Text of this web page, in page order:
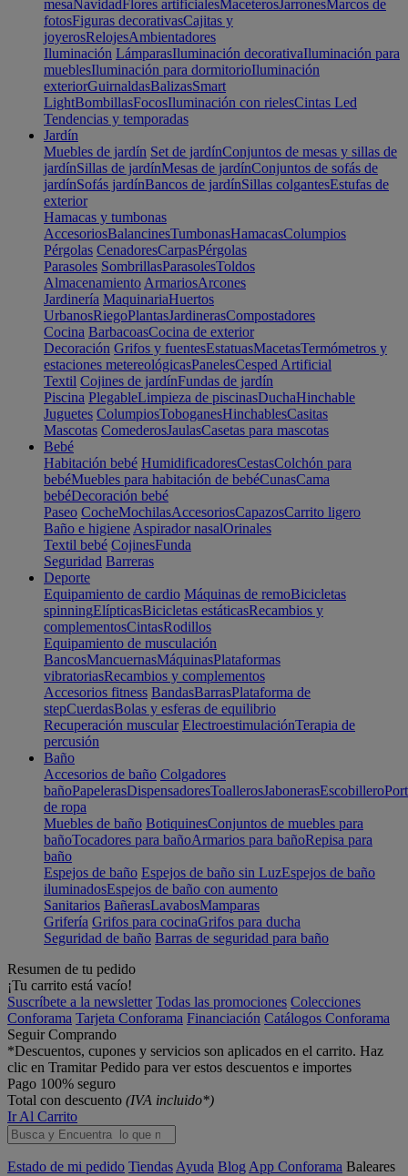
mesaNavidadFlores artificialesMaceterosJarronesMarcos de
fotosFiguras decorativasCajitas y
joyerosRelojesAmbientadores
Iluminación LámparasIluminación decorativaIluminación para
mueblesIluminación para dormitorioIluminación
exteriorGuirnaldasBalizasSmart
LightBombillasFocosIluminación con rielesCintas Led
Tendencias y temporadas
Jardín
Muebles de jardín Set de jardínConjuntos de mesas y sillas de
jardínSillas de jardínMesas de jardínConjuntos de sofás de
jardínSofás jardínBancos de jardínSillas colgantesEstufas de
exterior
Hamacas y tumbonas
AccesoriosBalancinesTumbonasHamacasColumpios
Pérgolas CenadoresCarpasPérgolas
Parasoles SombrillasParasolesToldos
Almacenamiento ArmariosArcones
Jardinería MaquinariaHuertos
UrbanosRiegoPlantasJardinerasCompostadores
Cocina BarbacoasCocina de exterior
Decoración Grifos y fuentesEstatuasMacetasTermómetros y
estaciones metereológicasPanelesCesped Artificial
Textil Cojines de jardínFundas de jardín
Piscina PlegableLimpieza de piscinasDuchaHinchable
Juguetes ColumpiosToboganesHinchablesCasitas
Mascotas ComederosJaulasCasetas para mascotas
Bebé
Habitación bebé HumidificadoresCestasColchón para
bebéMuebles para habitación de bebéCunasCama
bebéDecoración bebé
Paseo CocheMochilasAccesoriosCapazosCarrito ligero
Baño e higiene Aspirador nasalOrinales
Textil bebé CojinesFunda
Seguridad Barreras
Deporte
Equipamiento de cardio Máquinas de remoBicicletas
spinningElípticasBicicletas estáticasRecambios y
complementosCintasRodillos
Equipamiento de musculación
BancosMancuernasMáquinasPlataformas
vibratoriasRecambios y complementos
Accesorios fitness BandasBarrasPlataforma de
stepCuerdasBolas y esferas de equilibrio
Recuperación muscular ElectroestimulaciónTerapia de
percusión
Baño
Accesorios de baño Colgadores
bañoPapelerasDispensadoresToallerosJabonerasEscobillero
de ropa
Muebles de baño BotiquinesConjuntos de muebles para
bañoTocadores para bañoArmarios para bañoRepisa para
baño
Espejos de baño Espejos de baño sin LuzEspejos de baño
iluminadosEspejos de baño con aumento
Sanitarios BañerasLavabosMamparas
Grifería Grifos para cocinaGrifos para ducha
Seguridad de baño Barras de seguridad para baño
Resumen de tu pedido
¡Tu carrito está vacío!
Suscríbete a la newsletter Todas las promociones Colecciones
Conforama Tarjeta Conforama Financiación Catálogos Conforama
Seguir Comprando
*Descuentos, cupones y servicios son aplicados en el carrito. Haz
clic en Tramitar Pedido para ver estos descuentos e importes
Pago 100% seguro
Total con descuento (IVA incluido*)
Ir Al Carrito
Estado de mi pedido Tiendas Ayuda Blog App Conforama Baleares